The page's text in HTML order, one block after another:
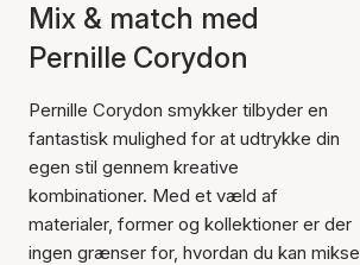
Mix & match med
Pernille Corydon
Pernille Corydon smykker tilbyder en
fantastisk mulighed for at udtrykke din
egen stil gennem kreative
kombinationer. Med et væld af
materialer, former og kollektioner er der
ingen grænser for, hvordan du kan mikse